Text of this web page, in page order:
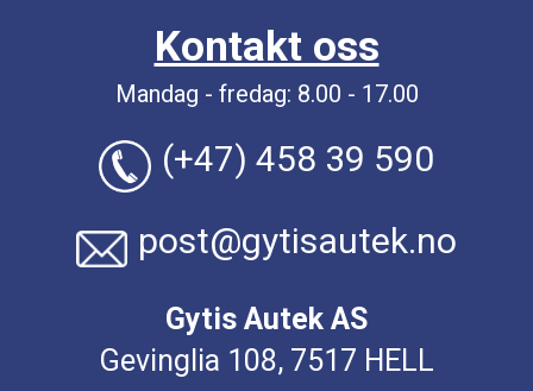
Kontakt oss
Mandag - fredag: 8.00 - 17.00
(+47) 458 39 590
post@gytisautek.no
Gytis Autek AS
Gevinglia 108, 7517 HELL